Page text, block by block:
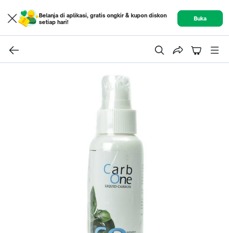
Belanja di aplikasi, gratis ongkir & kupon diskon
setiap hari!
Buka